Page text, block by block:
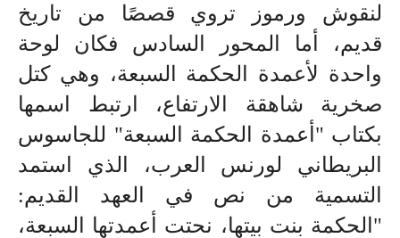
لنقوش ورموز تروي قصصًا من تاريخ
قديم، أما المحور السادس فكان لوحة
واحدة لأعمدة الحكمة السبعة، وهي كتل
صخرية شاهقة الارتفاع، ارتبط اسمها
بكتاب "أعمدة الحكمة السبعة" للجاسوس
البريطاني لورنس العرب، الذي استمد
التسمية من نص في العهد القديم:
"الحكمة بنت بيتها، نحتت أعمدتها السبعة،